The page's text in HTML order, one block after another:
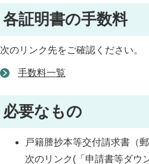
各証明書の手数料
次のリンク先をご確認ください。
手数料一覧
必要なもの
戸籍謄抄本等交付請求書（郵
次のリンク(「申請書等ダウ